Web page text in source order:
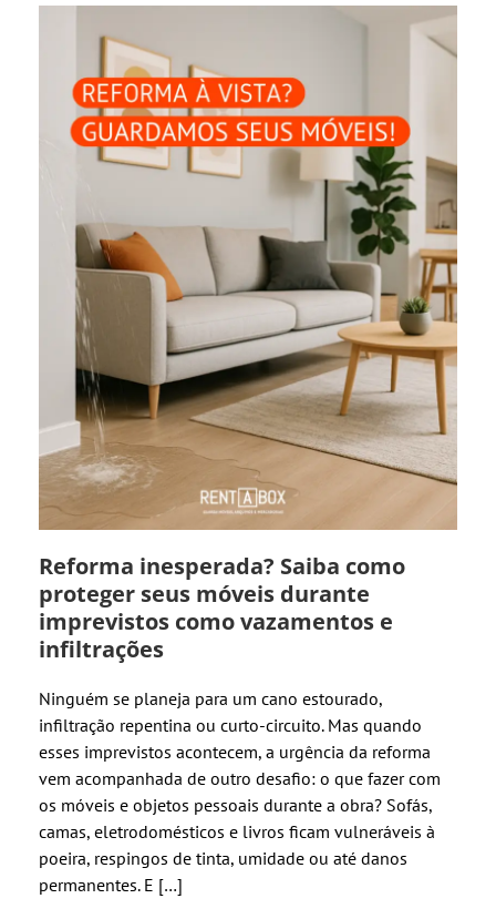
Reforma inesperada? Saiba como
proteger seus móveis durante
imprevistos como vazamentos e
infiltrações
Ninguém se planeja para um cano estourado,
infiltração repentina ou curto-circuito. Mas quando
esses imprevistos acontecem, a urgência da reforma
vem acompanhada de outro desafio: o que fazer com
os móveis e objetos pessoais durante a obra? Sofás,
camas, eletrodomésticos e livros ficam vulneráveis à
poeira, respingos de tinta, umidade ou até danos
permanentes. E […]